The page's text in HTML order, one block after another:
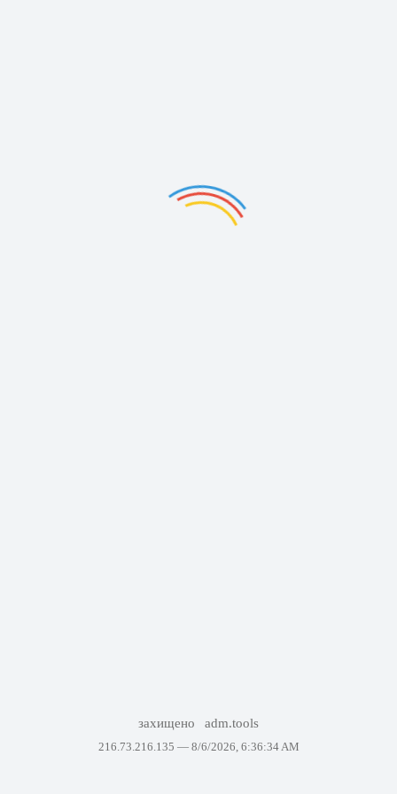
захищено adm.tools
216.73.216.135 — 8/6/2026, 6:36:34 AM